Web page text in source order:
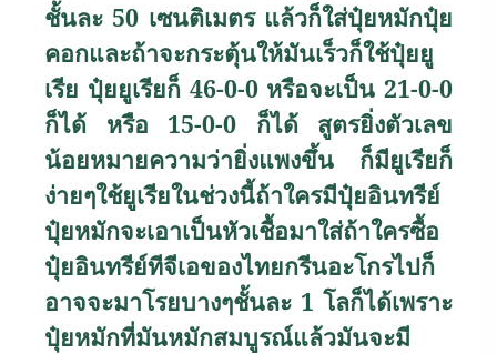
ชั้นละ 50 เซนติเมตร แล้วก็ใส่ปุ๋ยหมักปุ๋ย
คอกและถ้าจะกระตุ้นให้มันเร็วก็ใช้ปุ๋ยยู
เรีย ปุ๋ยยูเรียก็ 46-0-0 หรือจะเป็น 21-0-0
ก็ได้ หรือ 15-0-0 ก็ได้ สูตรยิ่งตัวเลข
น้อยหมายความว่ายิ่งแพงขึ้น ก็มียูเรียก็
ง่ายๆใช้ยูเรียในช่วงนี้ถ้าใครมีปุ๋ยอินทรีย์
ปุ๋ยหมักจะเอาเป็นหัวเชื้อมาใส่ถ้าใครซื้อ
ปุ๋ยอินทรีย์ทีจีเอของไทยกรีนอะโกรไปก็
อาจจะมาโรยบางๆชั้นละ 1 โลก็ได้เพราะ
ปุ๋ยหมักที่มันหมักสมบูรณ์แล้วมันจะมี